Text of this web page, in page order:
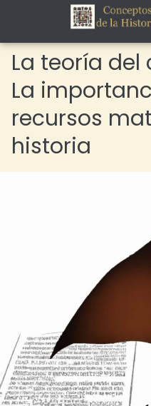
La teoría
La
recursos
historia